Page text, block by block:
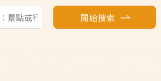
開始搜索